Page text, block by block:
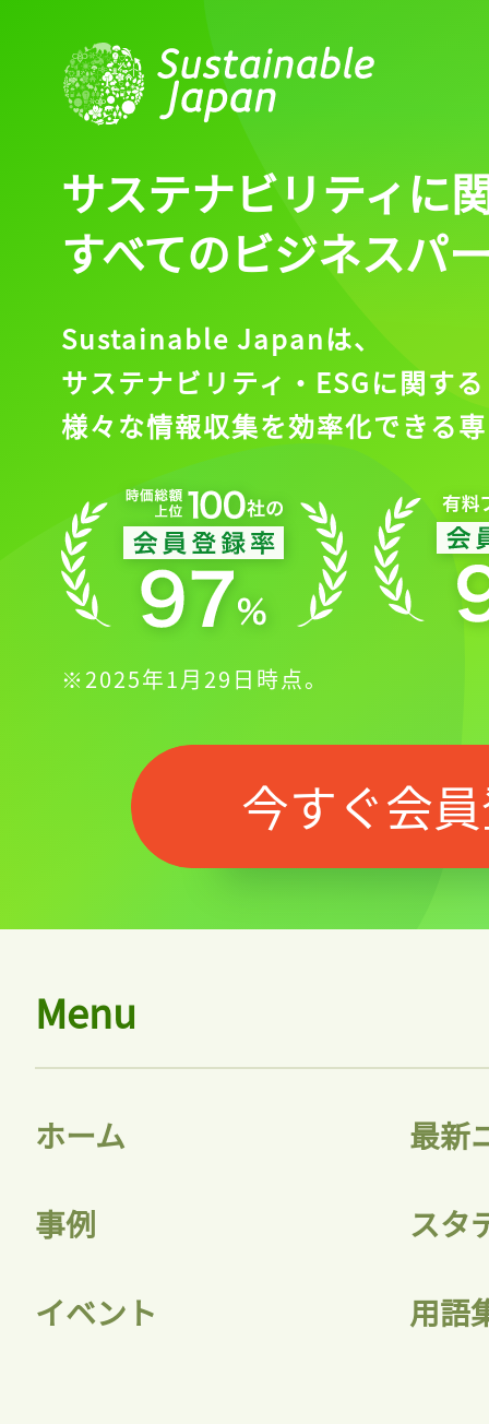
サステナビリティに
すべてのビジネスパ
Sustainable Japanは、
サステナビリティ・ESGに関する
様々な情報収集を効率化できる
※2025年1月29日時点。
今すぐ会
Menu
ホーム 最新
事例 スタ
イベント 用語